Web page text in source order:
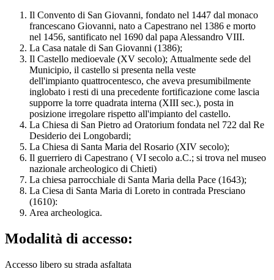
Il Convento di San Giovanni, fondato nel 1447 dal monaco
francescano Giovanni, nato a Capestrano nel 1386 e morto
nel 1456, santificato nel 1690 dal papa Alessandro VIII.
La Casa natale di San Giovanni (1386);
Il Castello medioevale (XV secolo); Attualmente sede del
Municipio, il castello si presenta nella veste
dell'impianto quattrocentesco, che aveva presumibilmente
inglobato i resti di una precedente fortificazione come lascia
supporre la torre quadrata interna (XIII sec.), posta in
posizione irregolare rispetto all'impianto del castello.
La Chiesa di San Pietro ad Oratorium fondata nel 722 dal Re
Desiderio dei Longobardi;
La Chiesa di Santa Maria del Rosario (XIV secolo);
Il guerriero di Capestrano ( VI secolo a.C.; si trova nel museo
nazionale archeologico di Chieti)
La chiesa parrocchiale di Santa Maria della Pace (1643);
La Ciesa di Santa Maria di Loreto in contrada Presciano
(1610):
Area archeologica.
Modalità di accesso:
Accesso libero su strada asfaltata